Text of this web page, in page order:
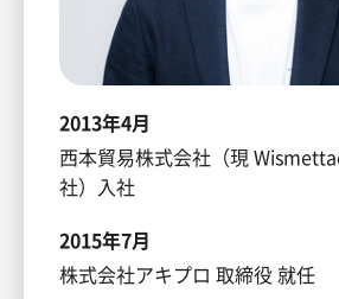
2013年4月
西本貿易株式会社（現
社）入社
2015年7月
株式会社アキプロ 取締役 就任